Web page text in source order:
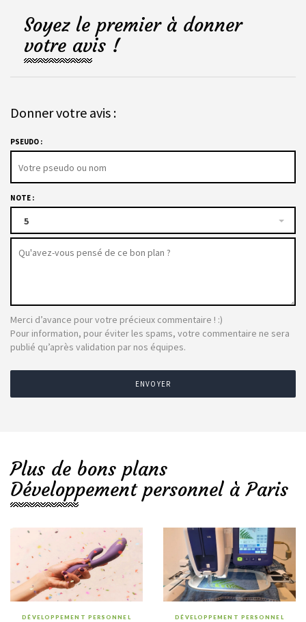
Soyez le premier à donner
votre avis !
Donner votre avis :
PSEUDO :
NOTE :
5
Merci d’avance pour votre précieux commentaire ! :)
Pour information, pour éviter les spams, votre commentaire ne sera
publié qu’après validation par nos équipes.
ENVOYER
Plus de bons plans
Développement personnel à Paris
DÉVELOPPEMENT PERSONNEL DÉVELOPPEMENT PERSONNEL